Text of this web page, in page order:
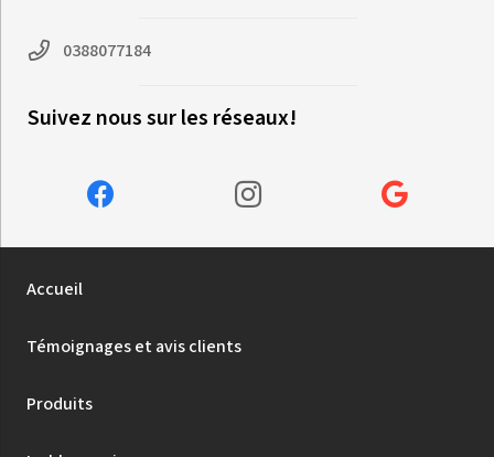
0388077184
Suivez nous sur les réseaux!
Accueil
Témoignages et avis clients
Produits